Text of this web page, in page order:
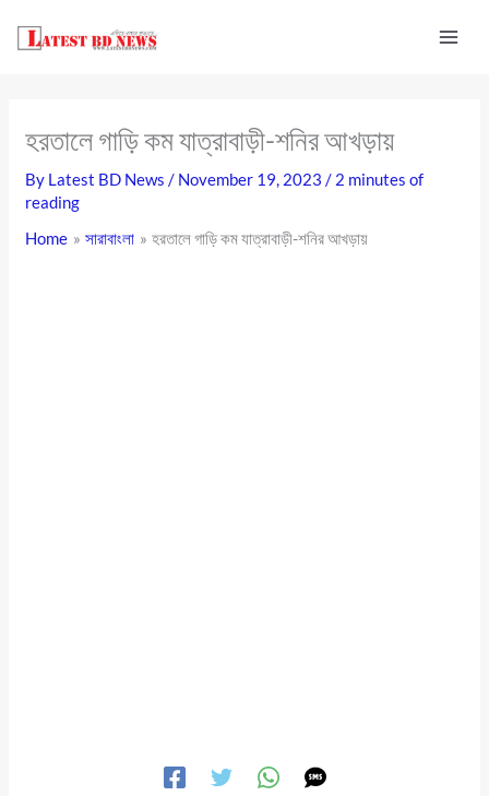
হরতালে গাড়ি কম যাত্রাবাড়ী-শনির আখড়ায়
By Latest BD News/ November 19, 2023/ 2 minutes of
reading
Home
সারাবাংলা হরতালে গাড়ি কম যাত্রাবাড়ী-শনির আখড়ায়